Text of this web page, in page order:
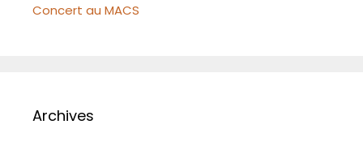
Concert au MACS
Archives